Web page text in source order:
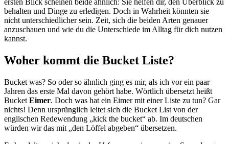
ersten Blick scheinen beide ähnlich: Sie helfen dir, den Überblick zu
behalten und Dinge zu erledigen. Doch in Wahrheit könnten sie
nicht unterschiedlicher sein. Zeit, sich die beiden Arten genauer
anzuschauen und wie du die Unterschiede im Alltag für dich nutzen
kannst.
Woher kommt die Bucket Liste?
Bucket was? So oder so ähnlich ging es mir, als ich vor ein paar
Jahren das erste Mal davon gehört habe. Wörtlich übersetzt heißt
Bucket Eimer. Doch was hat ein Eimer mit einer Liste zu tun? Gar
nichts! Denn ursprünglich leitet sich die Bucket List von der
englischen Redewendung „kick the bucket“ ab. Im deutschen
würden wir das mit „den Löffel abgeben“ übersetzen.